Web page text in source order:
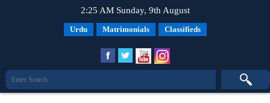
2:25 AM Sunday, 9th August
Urdu Matrimonials Classifieds